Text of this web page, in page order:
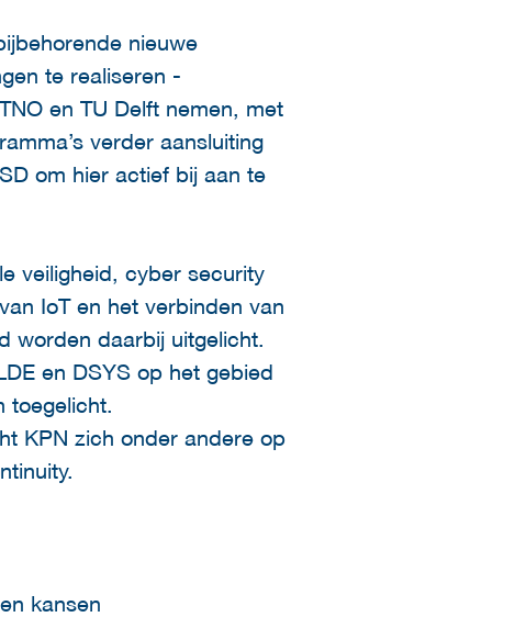
nieuwe
te realiseren -
en TU Delft nemen, met
verder aansluiting
om hier actief bij aan te
veiligheid, cyber security
IoT en het verbinden van
worden daarbij uitgelicht.
en DSYS op het gebied
toegelicht.
KPN zich onder andere op
kansen